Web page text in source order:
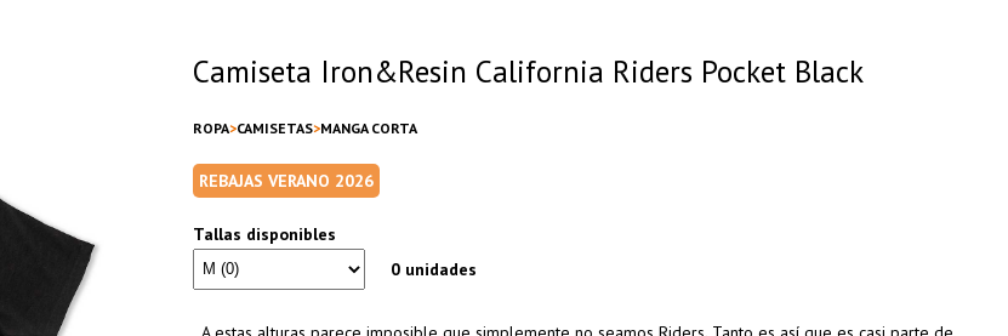
Camiseta Iron&Resin California Riders Pocket Black
ROPA CAMISETAS MANGA CORTA
REBAJAS VERANO 2026
Tallas disponibles
0 unidades